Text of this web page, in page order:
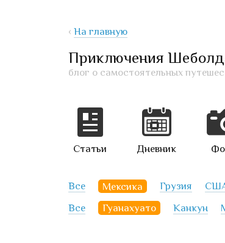
‹ На главную
Приключения
блог о самостоятельных
Статьи Дневник
Все Мексика Грузия
Все
Гуанахуато Канкун